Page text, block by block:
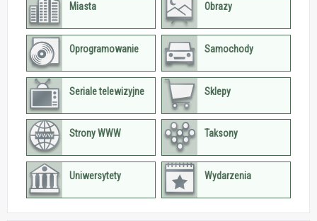
Miasta Obrazy
Oprogramowanie Samochody
Seriale telewizyjne Sklepy
Strony WWW Taksony
Uniwersytety Wydarzenia